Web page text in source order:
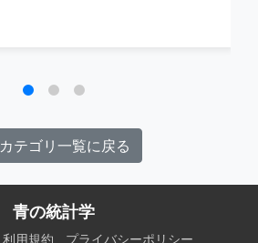
カテゴリ一覧に戻る
青の統計学
利用規約 プライバシーポリシー